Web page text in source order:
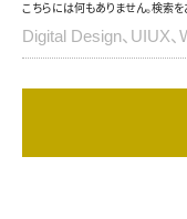
こちらには何もありません。検索を